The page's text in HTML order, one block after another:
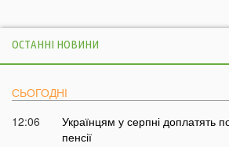
ОСТАННІ НОВИНИ
СЬОГОДНІ
12:06
Українцям у серпні доплатять
пенсії